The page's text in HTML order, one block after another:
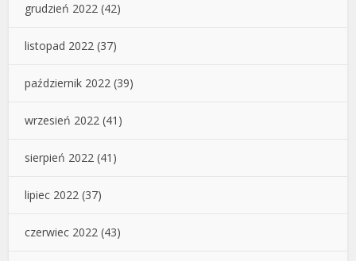
grudzień 2022 (42)
listopad 2022 (37)
październik 2022 (39)
wrzesień 2022 (41)
sierpień 2022 (41)
lipiec 2022 (37)
czerwiec 2022 (43)